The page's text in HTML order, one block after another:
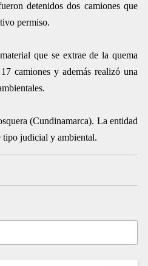
detenidos dos camiones que
permiso.
que se extrae de la quema
camiones y además realizó una
(Cundinamarca). La entidad
tipo judicial y ambiental.